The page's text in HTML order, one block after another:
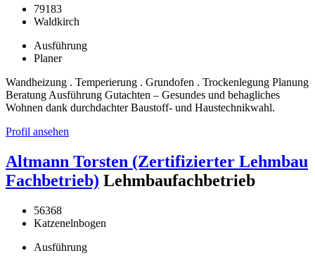
79183
Waldkirch
Ausführung
Planer
Wandheizung . Temperierung . Grundofen . Trockenlegung Planung
Beratung Ausführung Gutachten – Gesundes und behagliches
Wohnen dank durchdachter Baustoff- und Haustechnikwahl.
Profil ansehen
Altmann Torsten (Zertifizierter Lehmbau
Fachbetrieb) Lehmbaufachbetrieb
56368
Katzenelnbogen
Ausführung